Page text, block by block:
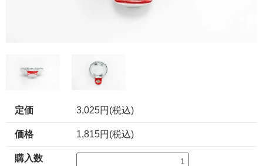
定価 3,025円(税込)
価格 1,815円(税込)
購入数